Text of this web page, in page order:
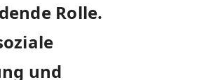
Rolle.
und